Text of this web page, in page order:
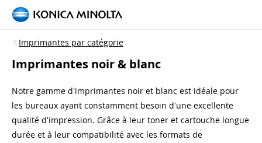
Imprimantes par catégorie
Imprimantes noir & blanc
Notre gamme d'imprimantes noir et blanc est idéale pour
les bureaux ayant constamment besoin d'une excellente
qualité d'impression. Grâce à leur toner et cartouche longue
durée et à leur compatibilité avec les formats de